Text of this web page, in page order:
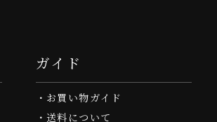
ガイド
お買い物ガイド
送料について